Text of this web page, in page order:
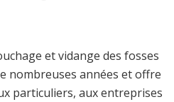
et vidange des fosses
nombreuses années et offre
particuliers, aux entreprises